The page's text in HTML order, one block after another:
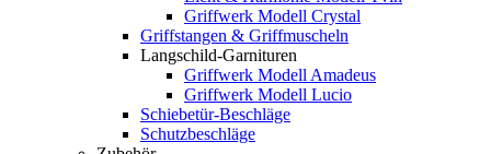
Griffwerk Modell Crystal
Griffstangen & Griffmuscheln
Langschild-Garnituren
Griffwerk Modell Amadeus
Griffwerk Modell Lucio
Schiebetür-Beschläge
Schutzbeschläge